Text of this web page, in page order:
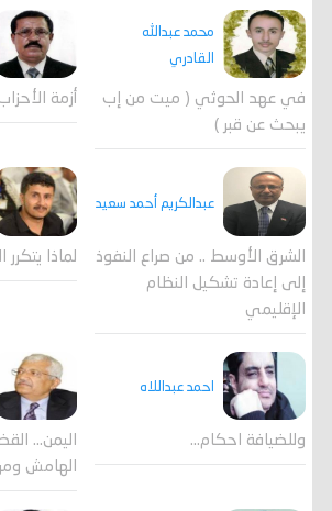
محمد عبدالله
القادري
في عهد الحوثي ( ميت من إب
يبحث عن قبر )
أزمة
عبدالكريم أحمد سعيد
الشرق الأوسط .. من صراع النفوذ
إلى إعادة تشكيل النظام
الإقليمي
لماذا
احمد عبداللاه
وللضيافة احكام…
اليمن…
الهامش